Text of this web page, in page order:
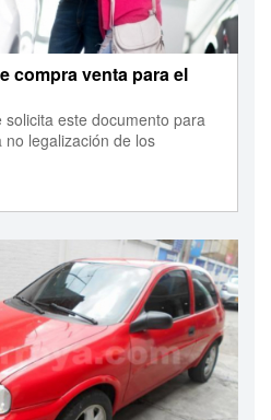
compra venta para el
este documento para
legalización de los